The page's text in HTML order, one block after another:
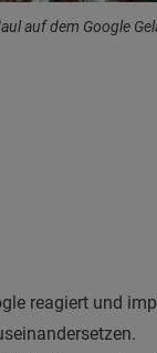
auf dem Google
reagiert und